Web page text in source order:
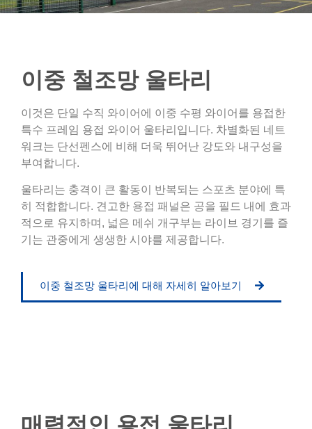
이중 철조망 울타리
이것은 단일 수직 와이어에 이중 수평 와이어를 용접한
특수 프레임 용접 와이어 울타리입니다. 차별화된 네트
워크는 단선펜스에 비해 더욱 뛰어난 강도와 내구성을
부여합니다.
울타리는 충격이 큰 활동이 반복되는 스포츠 분야에 특
히 적합합니다. 견고한 용접 패널은 공을 필드 내에 효과
적으로 유지하며, 넓은 메쉬 개구부는 라이브 경기를 즐
기는 관중에게 생생한 시야를 제공합니다.
이중 철조망 울타리에 대해 자세히 알아보기